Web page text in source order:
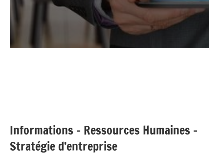
Informations – Ressources Humaines –
Stratégie d’entreprise